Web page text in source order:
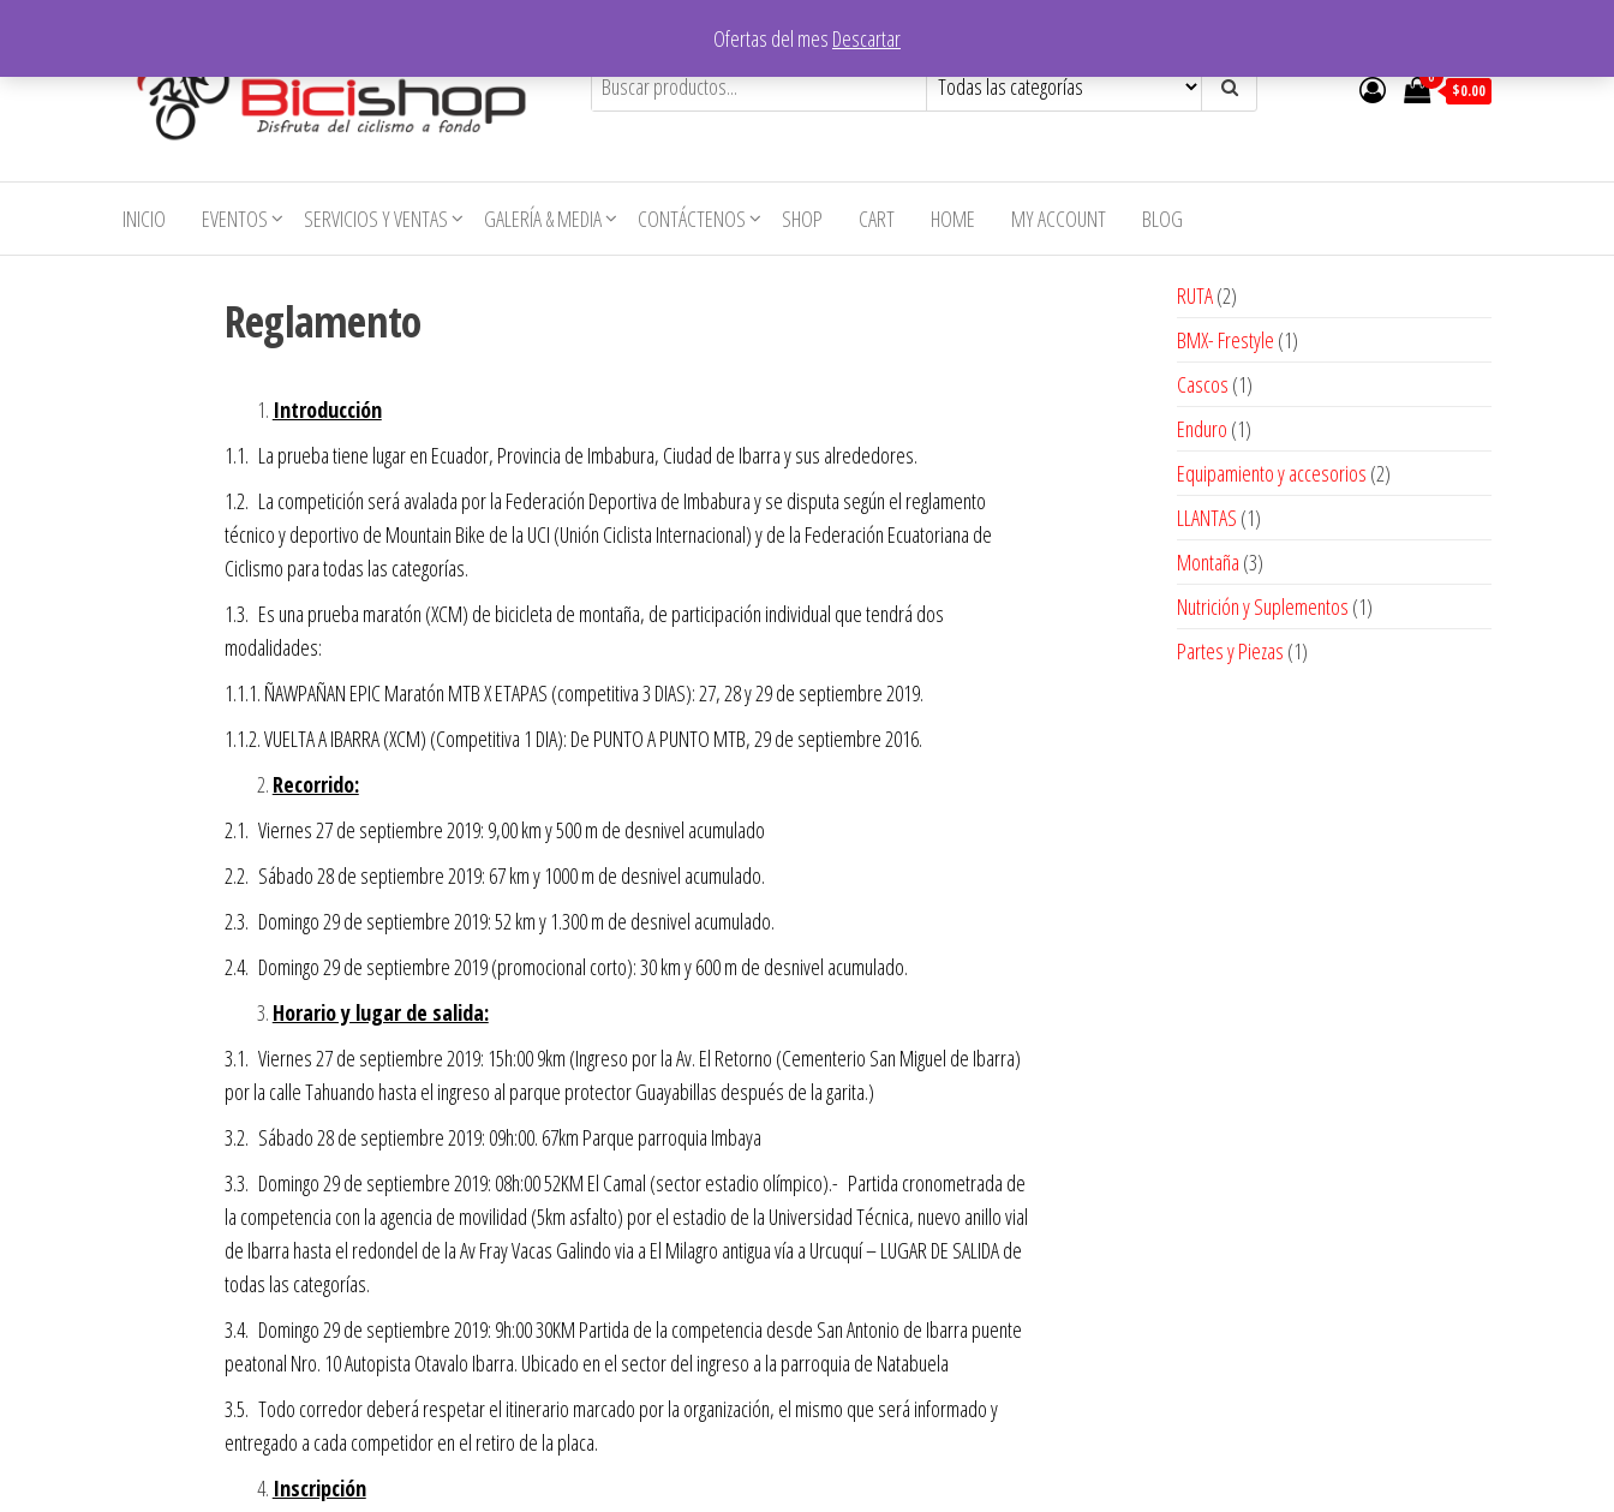
contenido
– Ibarra
del
ciclismo
0
$0.00
INICIO EVENTOS SERVICIOS Y VENTAS GALERÍA & MEDIA CONTÁCTENOS SHOP CART HOME MY ACCOUNT BLOG
Reglamento
Introducción
1.1. La prueba tiene lugar en Ecuador, Provincia de Imbabura, Ciudad de Ibarra y sus alrededores.
1.2. La competición será avalada por la Federación Deportiva de Imbabura y se disputa según el reglamento
técnico y deportivo de Mountain Bike de la UCI (Unión Ciclista Internacional) y de la Federación Ecuatoriana de
Ciclismo para todas las categorías.
1.3. Es una prueba maratón (XCM) de bicicleta de montaña, de participación individual que tendrá dos
modalidades:
1.1.1. ÑAWPAÑAN EPIC Maratón MTB X ETAPAS (competitiva 3 DIAS): 27, 28 y 29 de septiembre 2019.
1.1.2. VUELTA A IBARRA (XCM) (Competitiva 1 DIA): De PUNTO A PUNTO MTB, 29 de septiembre 2016.
Recorrido:
2.1. Viernes 27 de septiembre 2019: 9,00 km y 500 m de desnivel acumulado
2.2. Sábado 28 de septiembre 2019: 67 km y 1000 m de desnivel acumulado.
2.3. Domingo 29 de septiembre 2019: 52 km y 1.300 m de desnivel acumulado.
2.4. Domingo 29 de septiembre 2019 (promocional corto): 30 km y 600 m de desnivel acumulado.
Horario y lugar de salida:
3.1. Viernes 27 de septiembre 2019: 15h:00 9km (Ingreso por la Av. El Retorno (Cementerio San Miguel de Ibarra)
por la calle Tahuando hasta el ingreso al parque protector Guayabillas después de la garita.)
3.2. Sábado 28 de septiembre 2019: 09h:00. 67km Parque parroquia Imbaya
3.3. Domingo 29 de septiembre 2019: 08h:00 52KM El Camal (sector estadio olímpico).- Partida cronometrada de
la competencia con la agencia de movilidad (5km asfalto) por el estadio de la Universidad Técnica, nuevo anillo vial
de Ibarra hasta el redondel de la Av Fray Vacas Galindo via a El Milagro antigua vía a Urcuquí – LUGAR DE SALIDA de
todas las categorías.
3.4. Domingo 29 de septiembre 2019: 9h:00 30KM Partida de la competencia desde San Antonio de Ibarra puente
peatonal Nro. 10 Autopista Otavalo Ibarra. Ubicado en el sector del ingreso a la parroquia de Natabuela
3.5. Todo corredor deberá respetar el itinerario marcado por la organización, el mismo que será informado y
entregado a cada competidor en el retiro de la placa.
Inscripción
RUTA 22
productos
BMX- Frestyle 11
Cascos 11
producto
Enduro 11
producto
Equipamiento y accesorios 22
LLANTAS 11
producto
Montaña 33
productos
Nutrición y Suplementos 11
Partes y Piezas 11
Ofertas del mes Descartar